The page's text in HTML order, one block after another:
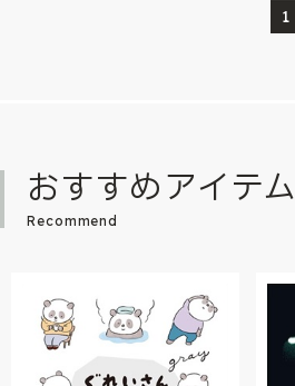
1
おすすめアイテム
Recommend